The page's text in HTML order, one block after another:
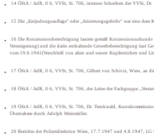
14 ÖStA / AdR, 0 6, VVSt, St. 706, internes Schreiben der VVSt,
15 Die „Entjudungsauflage" oder „Arisierungsgebühr" war eine dem
16 Die Konzessionsberechtigung lautete gemäß
Versteigerung) und die darin enthaltende Gewerbeberechtigung laut
vom 19.6.1941(Verschleiß von alten und neuen Kupferstichen und
17 ÖStA / AdR, 0 6, VVSt, St. 706, Gilbert von Schiviz, Wien, an
18 ÖStA / AdR, 0 6, VVSt, St. 706, der Leiter der Fachgruppe
19 ÖStA / AdR, 0 6, VVSt, St. 706, Dr. Trenkwald,
Übernahme durch Adolph Weinmüller.
20 Berichte der Polizeidirektion Wien, 17.7.1947 und 4.8.1947,